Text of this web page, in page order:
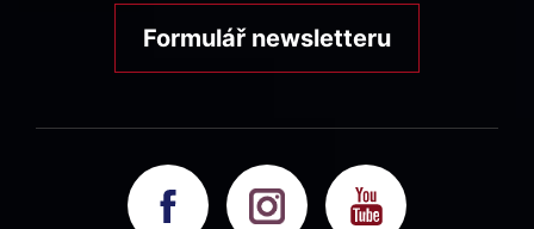
Formulář newsletteru